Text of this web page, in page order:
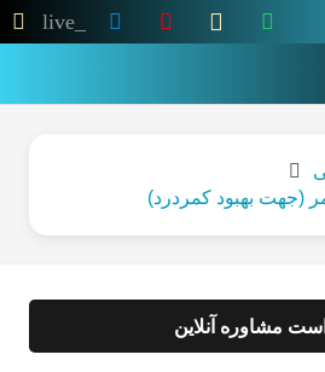
live_tv
(جهت بهبود کمردرد)
مشاوره آنلاین